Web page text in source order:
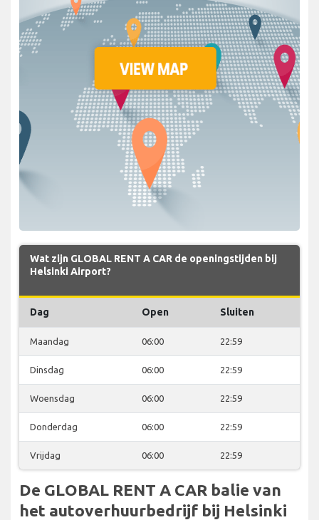
Wat zijn GLOBAL RENT A CAR de openingstijden bij
Helsinki Airport?
Dag Open Sluiten
Maandag 06:00 22:59
Dinsdag 06:00 22:59
Woensdag 06:00 22:59
Donderdag 06:00 22:59
Vrijdag 06:00 22:59
De GLOBAL RENT A CAR balie van
het autoverhuurbedrijf bij Helsinki